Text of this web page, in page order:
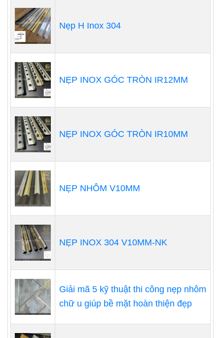
Nẹp H Inox 304
NẸP INOX GÓC TRÒN IR12MM
NẸP INOX GÓC TRÒN IR10MM
NẸP NHÔM V10MM
NẸP INOX 304 V10MM-NK
Giải mã 5 kỹ thuật thi công nẹp nhôm
chữ u giúp bề mặt hoàn thiện đẹp